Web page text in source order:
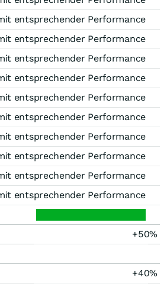
entsprechender Performance
entsprechender Performance
entsprechender Performance
entsprechender Performance
entsprechender Performance
entsprechender Performance
entsprechender Performance
entsprechender Performance
entsprechender Performance
entsprechender Performance
+50%
+40%